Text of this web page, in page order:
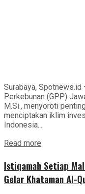
Surabaya, Spotnews.id
Perkebunan (GPP)
M.Si., menyoroti
menciptakan iklim
Indonesia....
Read more
Istiqamah Setiap
Gelar Khataman Al-